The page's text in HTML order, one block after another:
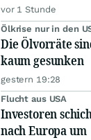
vor 1 Stunde
Ölkrise nur in den
Die Ölvorräte
kaum gesunken
gestern 19:28
Flucht aus USA
Investoren
nach Europa um